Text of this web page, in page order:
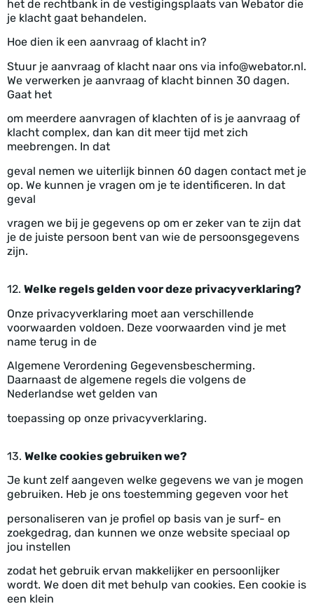
het de rechtbank in de vestigingsplaats van Webator die
je klacht gaat behandelen.
Hoe dien ik een aanvraag of klacht in?
Stuur je aanvraag of klacht naar ons via info@webator.nl.
We verwerken je aanvraag of klacht binnen 30 dagen.
Gaat het
om meerdere aanvragen of klachten of is je aanvraag of
klacht complex, dan kan dit meer tijd met zich
meebrengen. In dat
geval nemen we uiterlijk binnen 60 dagen contact met je
op. We kunnen je vragen om je te identificeren. In dat
geval
vragen we bij je gegevens op om er zeker van te zijn dat
je de juiste persoon bent van wie de persoonsgegevens
zijn.
12. Welke regels gelden voor deze privacyverklaring?
Onze privacyverklaring moet aan verschillende
voorwaarden voldoen. Deze voorwaarden vind je met
name terug in de
Algemene Verordening Gegevensbescherming.
Daarnaast de algemene regels die volgens de
Nederlandse wet gelden van
toepassing op onze privacyverklaring.
13. Welke cookies gebruiken we?
Je kunt zelf aangeven welke gegevens we van je mogen
gebruiken. Heb je ons toestemming gegeven voor het
personaliseren van je profiel op basis van je surf- en
zoekgedrag, dan kunnen we onze website speciaal op
jou instellen
zodat het gebruik ervan makkelijker en persoonlijker
wordt. We doen dit met behulp van cookies. Een cookie is
een klein